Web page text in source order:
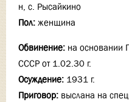
н, с. Рысайкино
Пол: женщина
Обвинение: на основании
СССР от 1.02.30 г.
Осуждение: 1931 г.
Приговор: выслана на